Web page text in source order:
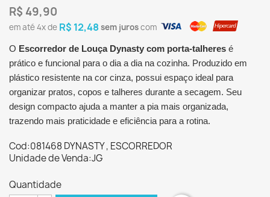
R$ 49,90
em até4xde R$ 12,48sem juroscom
O Escorredor de Louça Dynasty com porta-talheres é
prático e funcional para o dia a dia na cozinha. Produzido em
plástico resistente na cor cinza, possui espaço ideal para
organizar pratos, copos e talheres durante a secagem. Seu
design compacto ajuda a manter a pia mais organizada,
trazendo mais praticidade e eficiência para a rotina.
Cod:081468 DYNASTY , ESCORREDOR
Unidade de Venda:JG
Quantidade